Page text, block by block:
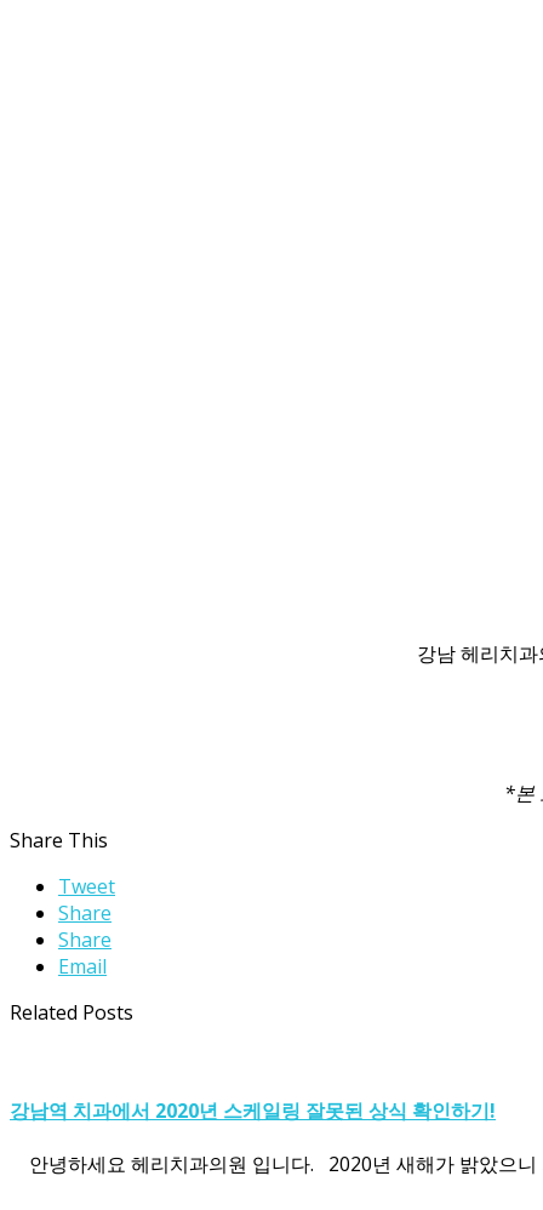
강남 헤리치
*본
Share This
Tweet
Share
Share
Email
Related Posts
강남역 치과에서 2020년 스케일링 잘못된 상식 확인하기!
안녕하세요 헤리치과의원 입니다. 2020년 새해가 밝았으